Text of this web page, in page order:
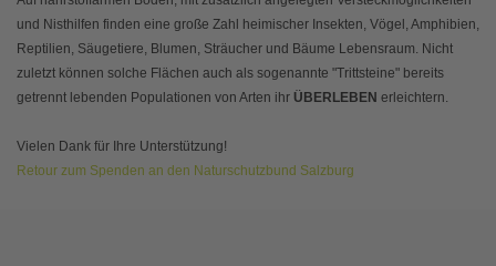
und Nisthilfen finden eine große Zahl heimischer Insekten, Vögel, Amphibien,
Reptilien, Säugetiere, Blumen, Sträucher und Bäume Lebensraum. Nicht
zuletzt können solche Flächen auch als sogenannte "Trittsteine" bereits
getrennt lebenden Populationen von Arten ihr ÜBERLEBEN erleichtern.
Vielen Dank für Ihre Unterstützung!
Retour zum Spenden an den Naturschutzbund Salzburg